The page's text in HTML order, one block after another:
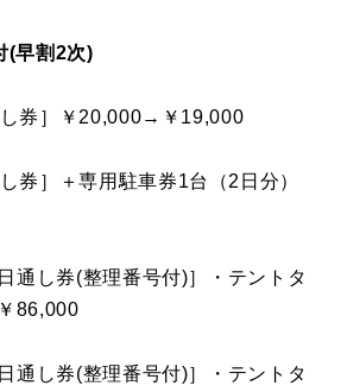
(早割2次)
券］￥20,000→￥19,000
券］＋専用駐車券1台（2日分）
通し券(整理番号付)］・テントタ
86,000
通し券(整理番号付)］・テントタ